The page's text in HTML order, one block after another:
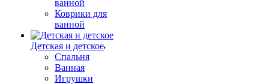
ванной
Коврики для
ванной
Детская и детское
Спальня
Ванная
Игрушки